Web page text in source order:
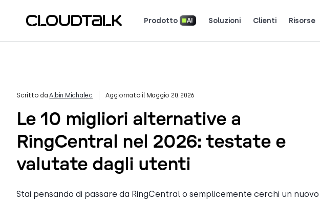
Prodotto AI Soluzioni Clienti Risorse
Scritto daAlbin Michalec Aggiornato il Maggio 20, 2026
Le 10 migliori alternative a
RingCentral nel 2026: testate e
valutate dagli utenti
Stai pensando di passare da RingCentral o semplicemente cerchi un nuovo